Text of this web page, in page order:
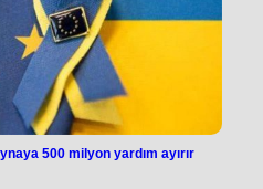
500 milyon yardım ayırır